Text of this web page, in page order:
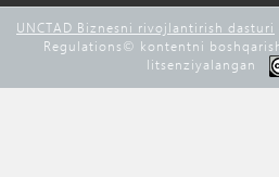
UNCTAD Biznesni rivojlantirish dasturi
Regulations©️ kontentni
litsenziyalangan